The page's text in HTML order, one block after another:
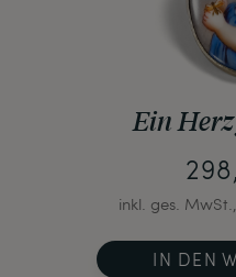
Ein
inkl. ges.
IN DEN